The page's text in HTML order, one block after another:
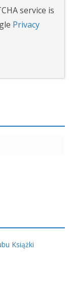
service is
Privacy
Książki